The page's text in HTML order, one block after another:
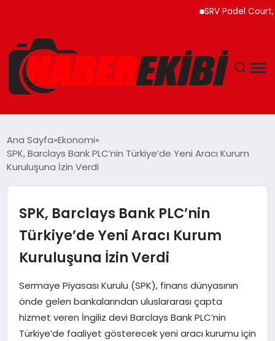
SRV Padel Court, 24
GÜNCEL
MAGAZIN
SAĞLIK
SPOR
Ana Sayfa Ekonomi
SPK, Barclays Bank PLC’nin Türkiye’de Yeni Aracı Kurum
Kuruluşuna İzin Verdi
SPK, Barclays Bank PLC’nin
Türkiye’de Yeni Aracı Kurum
Kuruluşuna İzin Verdi
Sermaye Piyasası Kurulu (SPK), finans dünyasının
önde gelen bankalarından uluslararası çapta
hizmet veren İngiliz devi Barclays Bank PLC’nin
Türkiye’de faaliyet gösterecek yeni aracı kurumu için